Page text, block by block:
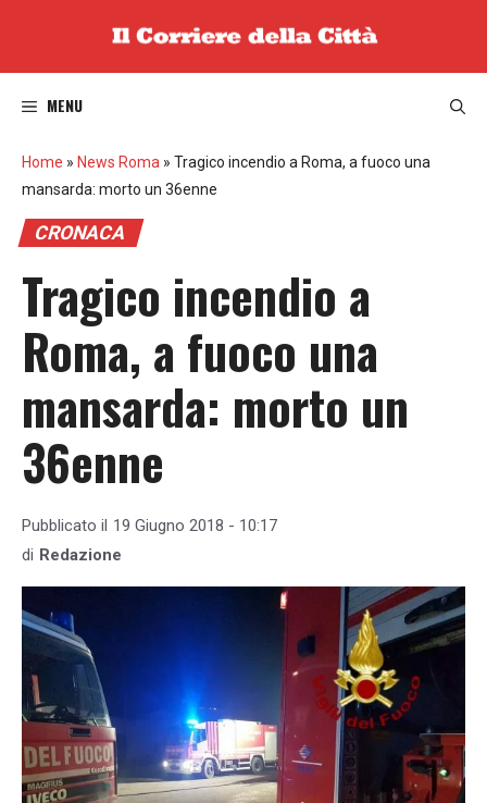
MENU
Home » News Roma » Tragico incendio a Roma, a fuoco una
mansarda: morto un 36enne
CRONACA
Tragico incendio a
Roma, a fuoco una
mansarda: morto un
36enne
Pubblicato il 19 Giugno 2018 - 10:17
di Redazione